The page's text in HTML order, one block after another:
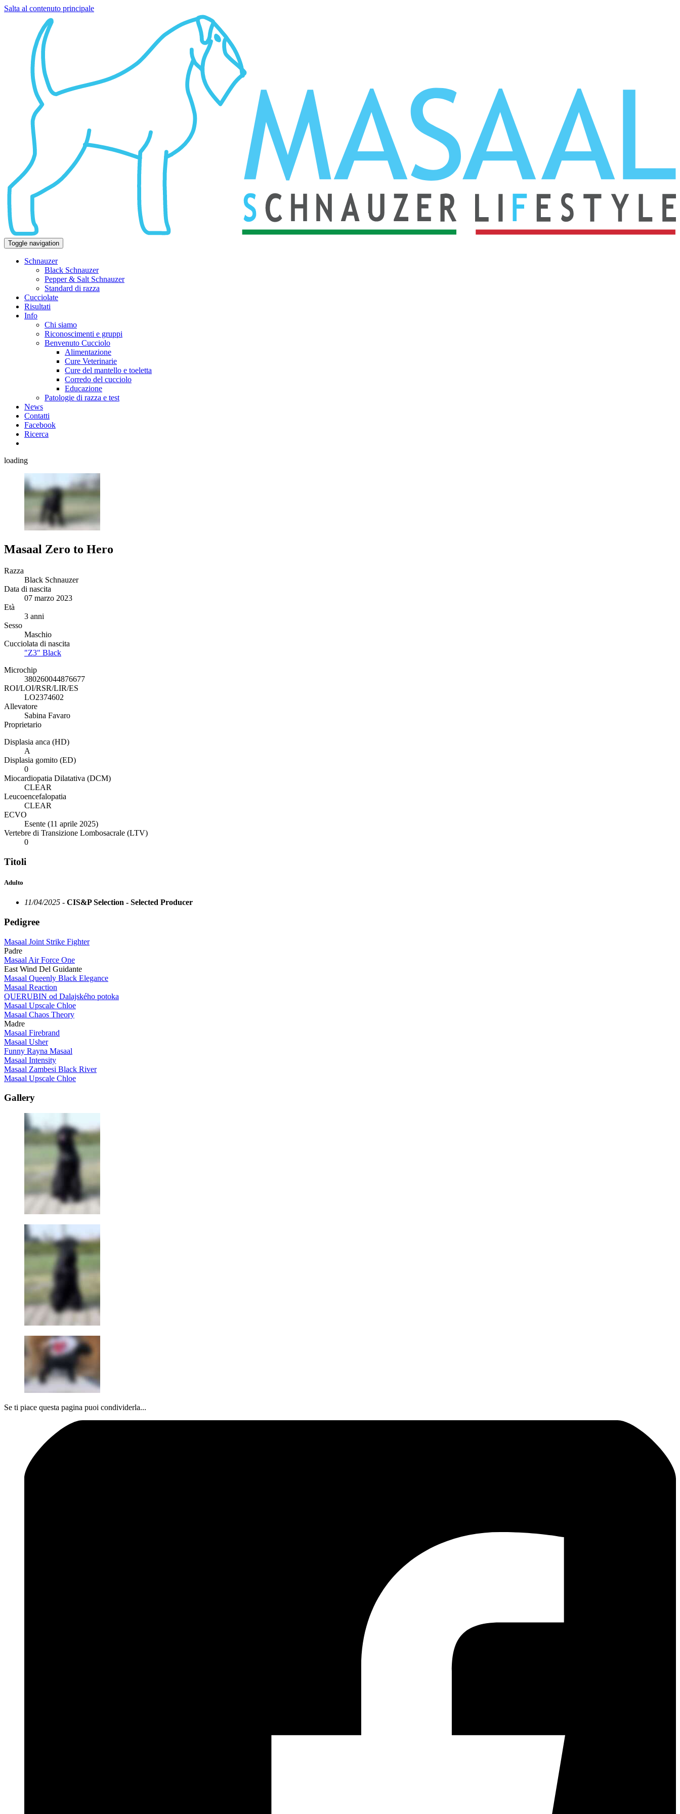
Salta al contenuto principale
Toggle navigation
Schnauzer
Black Schnauzer
Pepper & Salt Schnauzer
Standard di razza
Cucciolate
Risultati
Info
Chi siamo
Riconoscimenti e gruppi
Benvenuto Cucciolo
Alimentazione
Cure Veterinarie
Cure del mantello e toeletta
Corredo del cucciolo
Educazione
Patologie di razza e test
News
Contatti
Facebook
Ricerca
loading
Masaal Zero to Hero
Razza
Black Schnauzer
Data di nascita
07 marzo 2023
Età
3 anni
Sesso
Maschio
Cucciolata di nascita
"Z3" Black
Microchip
380260044876677
ROI/LOI/RSR/LIR/ES
LO2374602
Allevatore
Sabina Favaro
Proprietario
Displasia anca (HD)
A
Displasia gomito (ED)
0
Miocardiopatia Dilatativa (DCM)
CLEAR
Leucoencefalopatia
CLEAR
ECVO
Esente (11 aprile 2025)
Vertebre di Transizione Lombosacrale (LTV)
0
Titoli
Adulto
11/04/2025 - CIS&P Selection - Selected Producer
Pedigree
Masaal Joint Strike Fighter
Padre
Masaal Air Force One
East Wind Del Guidante
Masaal Queenly Black Elegance
Masaal Reaction
QUERUBIN od Dalajského potoka
Masaal Upscale Chloe
Masaal Chaos Theory
Madre
Masaal Firebrand
Masaal Usher
Funny Rayna Masaal
Masaal Intensity
Masaal Zambesi Black River
Masaal Upscale Chloe
Gallery
Se ti piace questa pagina puoi condividerla...